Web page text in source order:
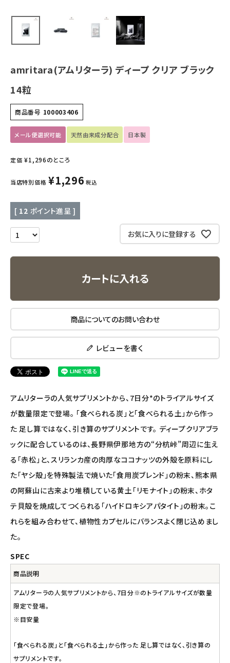
美容・コスメ・香水
日用品雑貨
フェムケア
インナー・下着・ナイトウェア
キッズ・ベビー・マタニティ
キッチン用品
フード・ドリンク
ブランド
エコメイト
ナチュラプラス
アルマウィン
アルモニベルツ
コラム・スタッフのおすすめ
ご利用ガイド等
ようこそ ゲスト 様
meeting_room person
amritara(アムリターラ) ディープ クリア ブラック
14粒
商品番号 100003406
メール便選択可能 天然由来成分配合 日本製
定価 ¥1,296のところ
当店特別価格 ¥1,296 税込
[ 12 ポイント進呈 ]
お気に入りに登録する
カートに入れる
商品についてのお問い合わせ
レビューを書く
アムリターラの人気サプリメントから、7日分*のトライアルサイズ
が数量限定で登場。 「食べられる炭」と「食べられる土」から作っ
た 足し算ではなく、引き算のサプリメントです。 ディープクリアブラ
ックに配合しているのは、長野県伊那地方の“分杭峠”周辺に生え
る「赤松」と、スリランカ産の肉厚なココナッツの外殻を原料にし
た「ヤシ殻」を特殊製法で焼いた「食用炭ブレンド」の粉末、熊本県
の阿蘇山に古来より堆積している黄土「リモナイト」の粉末、ホタ
テ貝殻を焼成してつくられる「ハイドロキシアパタイト」の粉末。こ
れらを組み合わせて、植物性カプセルにバランスよく閉じ込めまし
た。
SPEC
商品説明
アムリターラの人気サプリメントから、7日分※のトライアルサイズが数量
限定で登場。
※目安量
「食べられる炭」と「食べられる土」から作った 足し算ではなく、引き算の
サプリメントです。